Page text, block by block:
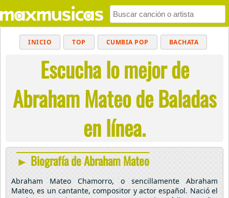
INICIO TOP CUMBIA POP BACHATA
POP MUSICA CRISTIANA REGGAETON
BALADAS ALTERNATIVO ELECTRÓNICA
CUMBIAS
Escucha lo mejor de
Abraham Mateo de Baladas
en línea.
► Biografía de Abraham Mateo
Abraham Mateo Chamorro, o sencillamente Abraham
Mateo, es un cantante, compositor y actor español. Nació el